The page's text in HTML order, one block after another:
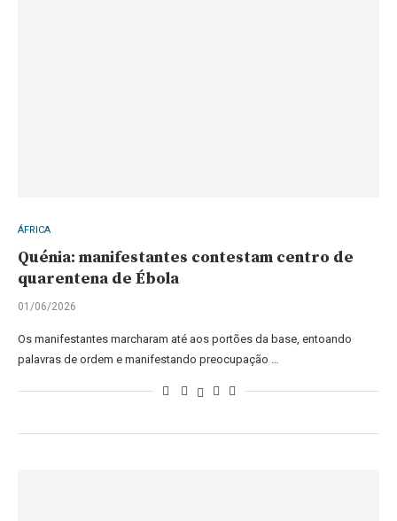
ÁFRICA
Quénia: manifestantes contestam centro de
quarentena de Ébola
01/06/2026
Os manifestantes marcharam até aos portões da base, entoando
palavras de ordem e manifestando preocupação …